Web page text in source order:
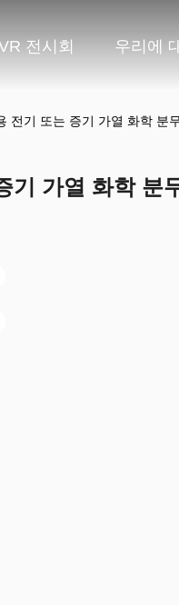
전시회 우리에
전기 또는 증기 가열 화학 분
가열 화학 분